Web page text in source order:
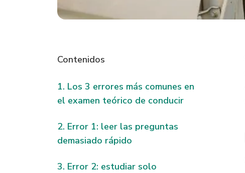
Contenidos
Los 3 errores más comunes en
el examen teórico de conducir
Error 1: leer las preguntas
demasiado rápido
Error 2: estudiar solo